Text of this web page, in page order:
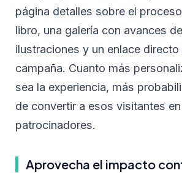
página detalles sobre el
libro, una galería con avances
ilustraciones y un enlace
campaña. Cuanto más
sea la experiencia, más
de convertir a esos visitantes en
patrocinadores.
Aprovecha el impacto